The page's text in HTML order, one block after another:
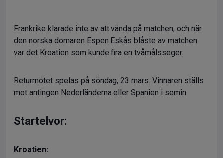
Frankrike klarade inte av att vända på matchen, och när
den norska domaren Espen Eskås blåste av matchen
var det Kroatien som kunde fira en tvåmålsseger.
Returmötet spelas på söndag, 23 mars. Vinnaren ställs
mot antingen Nederländerna eller Spanien i semin.
Startelvor:
Kroatien: